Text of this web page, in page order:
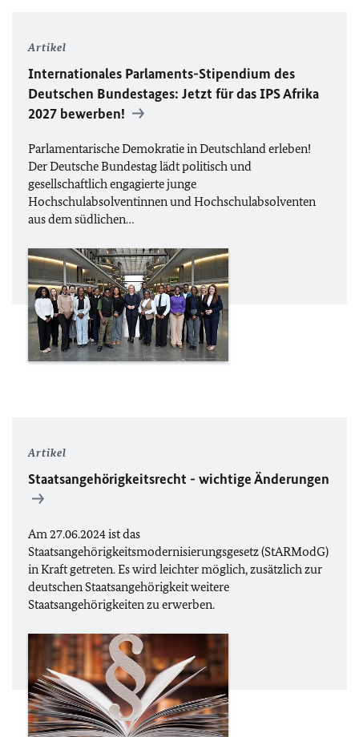
Artikel
Internationales Parlaments-Stipendium des
Deutschen Bundestages: Jetzt für das IPS Afrika
2027 bewerben!
Parlamentarische Demokratie in Deutschland erleben!
Der Deutsche Bundestag lädt politisch und
gesellschaftlich engagierte junge
Hochschulabsolventinnen und Hochschulabsolventen
aus dem südlichen…
Artikel
Staatsangehörigkeitsrecht - wichtige Änderungen
Am 27.06.2024 ist das
Staatsangehörigkeitsmodernisierungsgesetz (StARModG)
in Kraft getreten. Es wird leichter möglich, zusätzlich zur
deutschen Staatsangehörigkeit weitere
Staatsangehörigkeiten zu erwerben.